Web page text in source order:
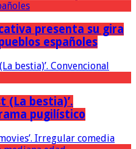
presenta su gira
españoles
(La bestia)’.
pugilístico